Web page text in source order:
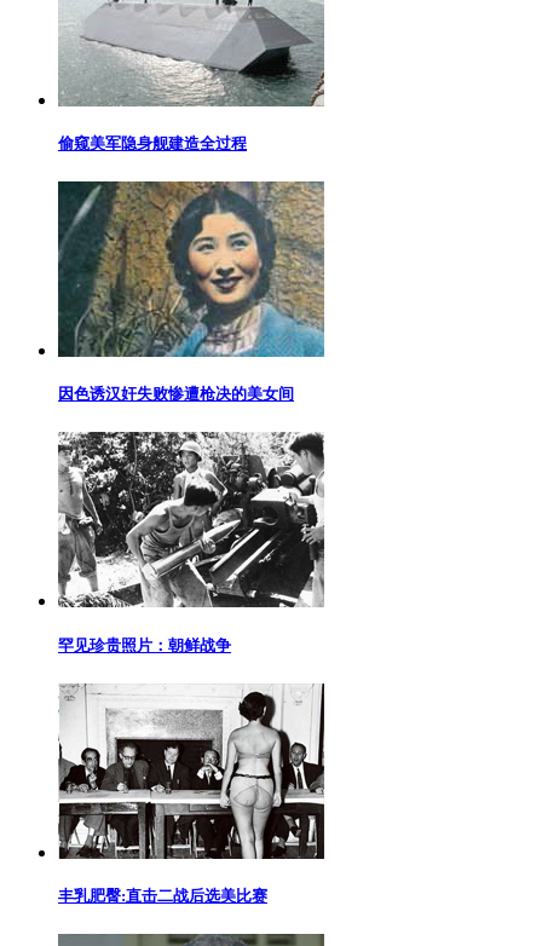
偷窥美军隐身舰建造全过程
因色诱汉奸失败惨遭枪决的美女间
罕见珍贵照片：朝鲜战争
丰乳肥臀:直击二战后选美比赛